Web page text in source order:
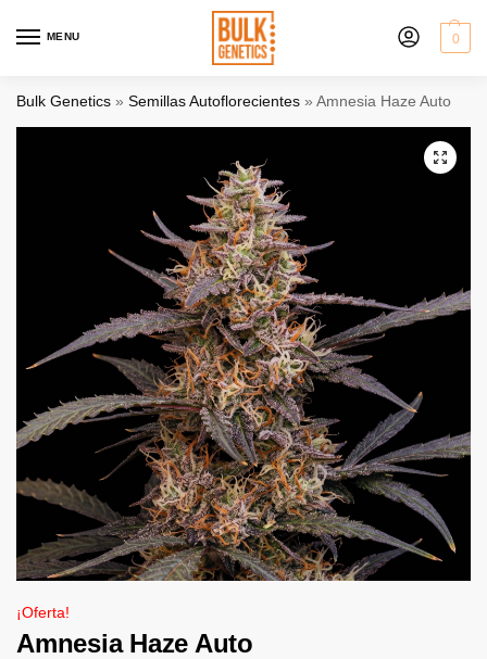
MENU 0
Bulk Genetics » Semillas Autoflorecientes » Amnesia Haze Auto
¡Oferta!
Amnesia Haze Auto